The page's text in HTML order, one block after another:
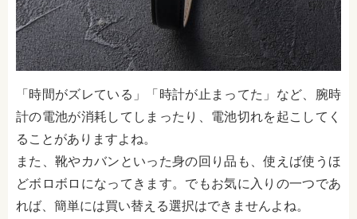
「時間がズレている」「時計が止まってた」など、腕時
計の電池が消耗してしまったり、電池切れを起こしてく
ることがありますよね。
また、靴やカバンといった身の回り品も、使えば使うほ
どボロボロになってきます。でもお気に入りの一つであ
れば、簡単には買い替える選択はできませんよね。